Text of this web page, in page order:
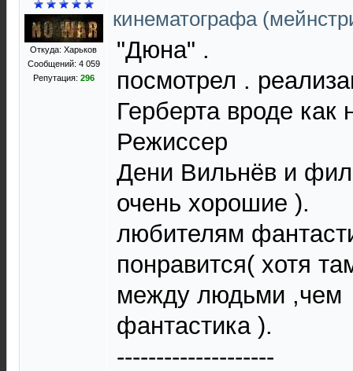
Откуда: Харьков
Сообщений: 4 059
Репутация: 296
кинематографа
"Дюна" .
посмотрел .
Герберта вроде как
Режиссер
Дени Вильнёв и
очень хорошие ).
любителям
понравится( хотя
между людьми ,чем
фантастика ).
--------------------